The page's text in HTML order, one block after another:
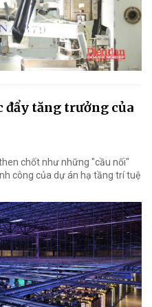
đẩy tăng trưởng của
chốt như những "cầu nối"
công của dự án hạ tầng trí tuệ